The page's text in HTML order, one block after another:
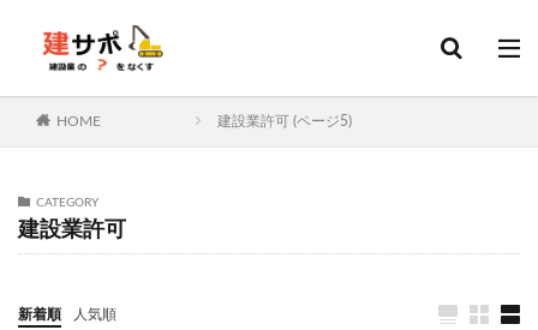
HOME 建設業許可 (ページ5)
CATEGORY
建設業許可
新着順 人気順
建設業許可 建設キャリアアップシステム
タグ
建設業許可